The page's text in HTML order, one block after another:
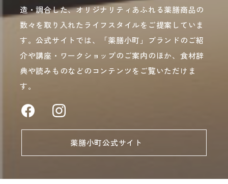
造・調合した、オリジナリティあふれる薬膳商品の
数々を取り入れたライフスタイルをご提案していま
す。公式サイトでは、「薬膳小町」ブランドのご紹
介や講座・ワークショップのご案内のほか、食材辞
典や読みものなどのコンテンツをご覧いただけま
す。
薬膳小町公式サイト